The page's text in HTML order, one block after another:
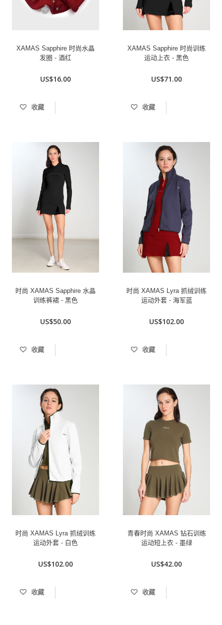
XAMAS Sapphire 时尚水晶
发圈 - 酒红
US$16.00
收藏
XAMAS Sapphire 时尚训练
运动上衣 - 黑色
US$71.00
收藏
时尚 XAMAS Sapphire 水晶
训练裤裙 - 黑色
US$50.00
收藏
时尚 XAMAS Lyra 抓绒训练
运动外套 - 海军蓝
US$102.00
收藏
时尚 XAMAS Lyra 抓绒训练
运动外套 - 白色
US$102.00
收藏
青春时尚 XAMAS 钻石训练
运动短上衣 - 墨绿
US$42.00
收藏